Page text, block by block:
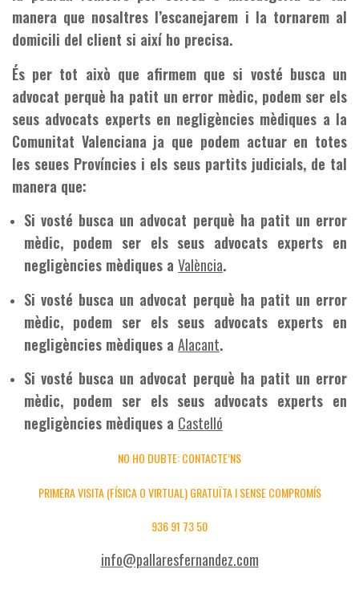
manera que nosaltres l’escanejarem i la tornarem al
domicili del client si així ho precisa.
És per tot això que afirmem que si vosté busca un
advocat perquè ha patit un error mèdic, podem ser els
seus advocats experts en negligències mèdiques a la
Comunitat Valenciana ja que podem actuar en totes
les seues Províncies i els seus partits judicials, de tal
manera que:
Si vosté busca un advocat perquè ha patit un error
mèdic, podem ser els seus advocats experts en
negligències mèdiques a València.
Si vosté busca un advocat perquè ha patit un error
mèdic, podem ser els seus advocats experts en
negligències mèdiques a Alacant.
Si vosté busca un advocat perquè ha patit un error
mèdic, podem ser els seus advocats experts en
negligències mèdiques a Castelló
NO HO DUBTE: CONTACTE’NS
PRIMERA VISITA (FÍSICA O VIRTUAL) GRATUÏTA I SENSE COMPROMÍS
936 91 73 50
info@pallaresfernandez.com